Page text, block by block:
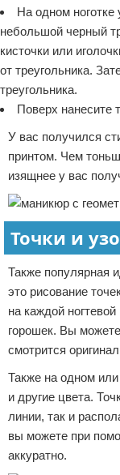
На одном ноготке
небольшой черный
кисточки или
от треугольника.
треугольника.
Поверх нанесите
У вас получился
принтом. Чем
изящнее у вас
Точки и
Также популярная
это рисование
на каждой
горошек. Вы можете
смотрится
Также на одном
и другие цвета.
линии, так и
вы можете при
аккуратно.